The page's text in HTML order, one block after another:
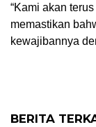
“Kami akan
memastikan
kewajibannya
BERITA